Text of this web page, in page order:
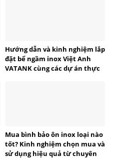
Hướng dẫn và kinh nghiệm lắp
đặt bể ngầm inox Việt Anh
VATANK cùng các dự án thực
Mua bình bảo ôn inox loại nào
tốt? Kinh nghiệm chọn mua và
sử dụng hiệu quả từ chuyên